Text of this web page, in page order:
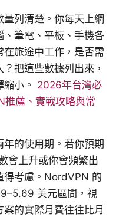
列清楚。你每天上網
、筆電、平板、手機各
在旅途中工作，是否需
把這些數據列出來，
小。 2026年台灣必
推薦、實戰攻略與常
的使用期。若你預期
會上升或你會頻繁出
得考慮。NordVPN 的
美元區間，視
的實際月費往往比月